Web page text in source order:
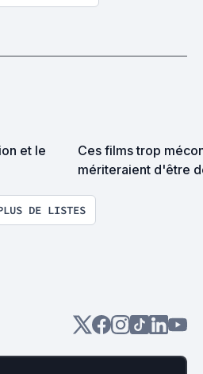
et le
Ces films trop
mériteraient d'être
DE LISTES